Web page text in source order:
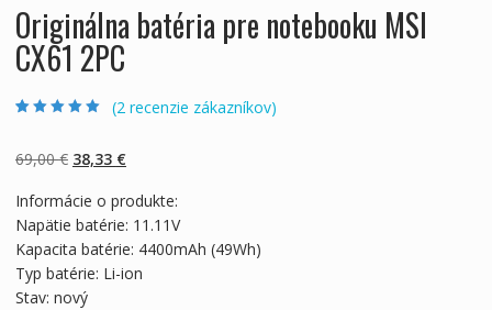
Originálna batéria pre notebooku MSI
CX61 2PC
zákazníckych
recenzií
(2 recenzie zákazníkov)
69,00€ Pôvodná
bola:
69,00 €.
38,33 €Aktuálna
je:
38,33 €.
Informácie o produkte:
Napätie batérie: 11.11V
Kapacita batérie: 4400mAh (49Wh)
Typ batérie: Li-ion
Stav: nový